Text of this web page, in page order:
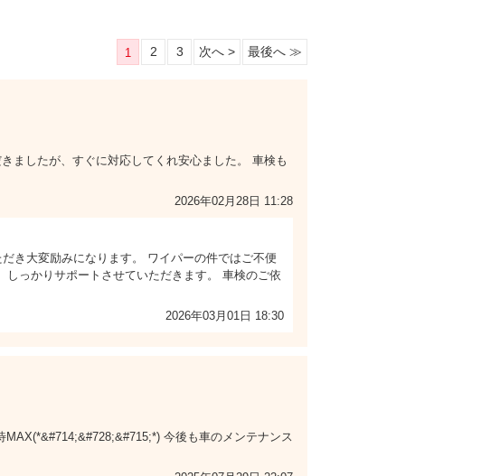
1 2 3 次へ > 最後へ ≫
ましたが、すぐに対応してくれ安心ました。 車検も
2026年02月28日 11:28
き大変励みになります。 ワイパーの件ではご不便
っかりサポートさせていただきます。 車検のご依
2026年03月01日 18:30
今後も車のメンテナンス